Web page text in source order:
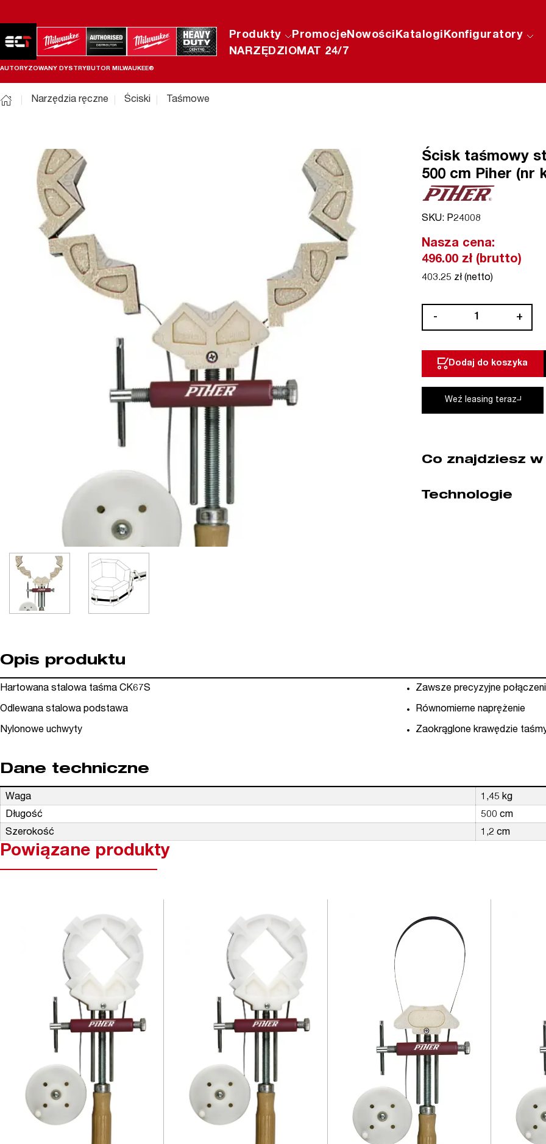
AUTORYZOWANY DYSTRYBUTOR MILWAUKEE®
Produkty PromocjeNowościKatalogiKonfiguratory
NARZĘDZIOMAT 24/7
Narzędzia ręczne Ściski Taśmowe
Ścisk taśmowy
500 cm Piher (nr
SKU: P24008
Nasza cena:
496.00 zł (brutto)
403.25 zł (netto)
-
stalowy
ośmiokątny
500
Piher
P24008)
+
Dodaj do koszyka
Weź leasing teraz
Co znajdziesz w
Technologie
Opis produktu
Hartowana stalowa taśma CK67S
Odlewana stalowa podstawa
Nylonowe uchwyty
Zawsze precyzyjne
Równomierne naprężenie
Zaokrąglone krawędzie
Dane techniczne
Waga
1,45 kg
Długość
500 cm
Szerokość
1,2 cm
Powiązane produkty